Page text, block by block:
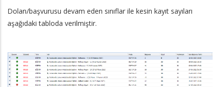
Dolan/başvurusu devam eden sınıflar ile kesin kayıt sayıları
aşağıdaki tabloda verilmiştir.